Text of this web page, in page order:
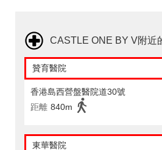
CASTLE ONE BY V附近
贊育醫院
香港島西營盤醫院道30號
距離 840m
東華醫院